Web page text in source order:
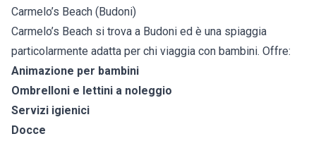
Carmelo’s Beach (Budoni)
Carmelo’s Beach si trova a Budoni ed è una spiaggia
particolarmente adatta per chi viaggia con bambini. Offre:
Animazione per bambini
Ombrelloni e lettini a noleggio
Servizi igienici
Docce